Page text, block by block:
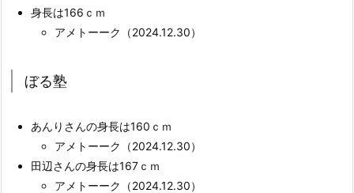
身長は166ｃｍ
アメトーーク（2024.12.30）
ぼる塾
あんりさんの身長は160ｃｍ
アメトーーク（2024.12.30）
田辺さんの身長は167ｃｍ
アメトーーク（2024.12.30）